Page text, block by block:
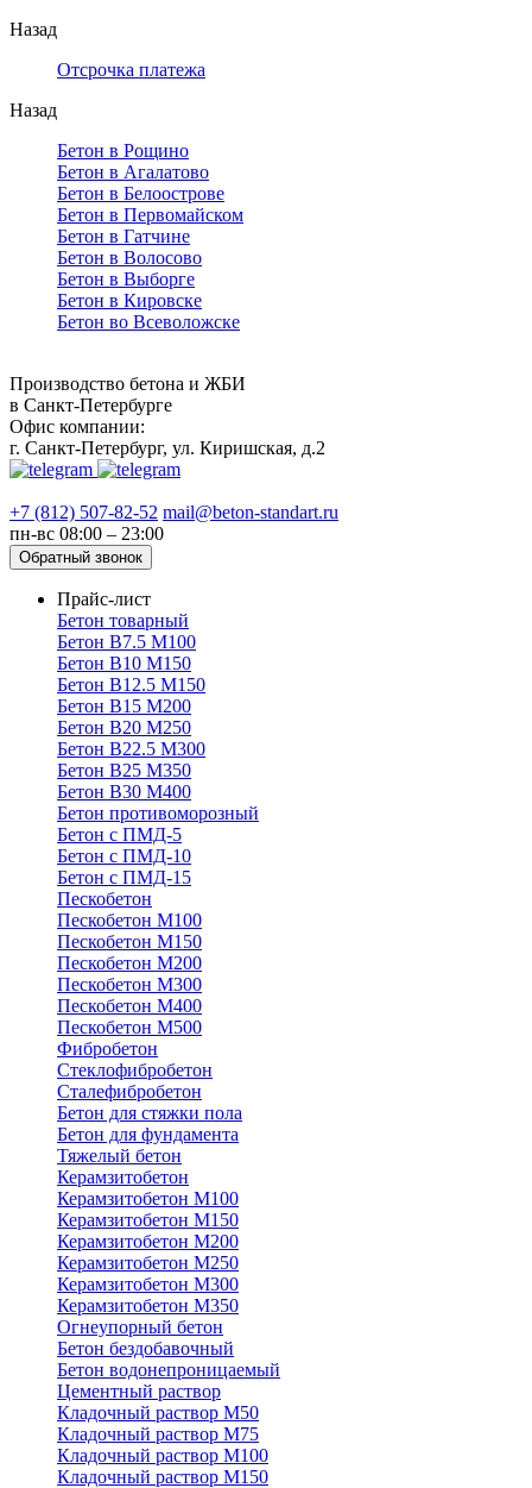
Назад
Отсрочка платежа
Назад
Бетон в Рощино
Бетон в Агалатово
Бетон в Белоострове
Бетон в Первомайском
Бетон в Гатчине
Бетон в Волосово
Бетон в Выборге
Бетон в Кировске
Бетон во Всеволожске
Производство бетона и ЖБИ
в Санкт-Петербурге
Офис компании:
г. Санкт-Петербург, ул. Киришская, д.2
+7 (812) 507-82-52 mail@beton-standart.ru
пн-вс 08:00 – 23:00
Обратный звонок
Прайс-лист
Бетон товарный
Бетон В7.5 М100
Бетон В10 М150
Бетон В12.5 М150
Бетон В15 М200
Бетон В20 М250
Бетон В22.5 М300
Бетон В25 М350
Бетон В30 М400
Бетон противоморозный
Бетон с ПМД-5
Бетон с ПМД-10
Бетон с ПМД-15
Пескобетон
Пескобетон М100
Пескобетон М150
Пескобетон М200
Пескобетон М300
Пескобетон М400
Пескобетон М500
Фибробетон
Стеклофибробетон
Сталефибробетон
Бетон для стяжки пола
Бетон для фундамента
Тяжелый бетон
Керамзитобетон
Керамзитобетон М100
Керамзитобетон М150
Керамзитобетон М200
Керамзитобетон М250
Керамзитобетон М300
Керамзитобетон М350
Огнеупорный бетон
Бетон бездобавочный
Бетон водонепроницаемый
Цементный раствор
Кладочный раствор М50
Кладочный раствор М75
Кладочный раствор М100
Кладочный раствор М150